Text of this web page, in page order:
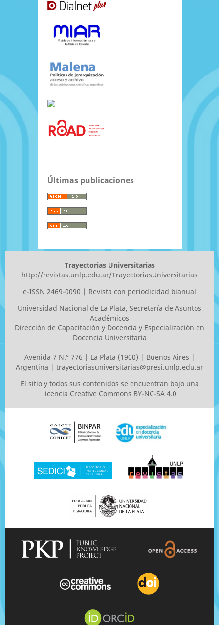
Últimas publicaciones
Trayectorias Universitarias
http://revistas.unlp.edu.ar/TrayectoriasUniversitarias
e-ISSN 2469-0090 | Revista con periodicidad bianual
Universidad Nacional de La Plata, Secretaría de Asuntos
Académicos
Dirección de Capacitación y Docencia y Especialización en
Docencia Universitaria
Avenida 7 N.° 776 | La Plata (1900) | Buenos Aires |
Argentina | trayectoriasuniversitarias@presi.unlp.edu.ar
El sitio y todos sus contenidos se encuentran bajo una
licencia Creative Commons BY-NC-SA 4.0